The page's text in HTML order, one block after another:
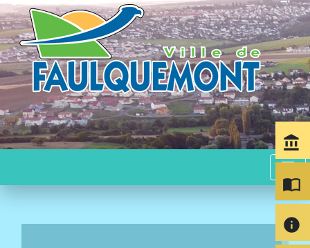
menu
account_balance
import_contacts
info